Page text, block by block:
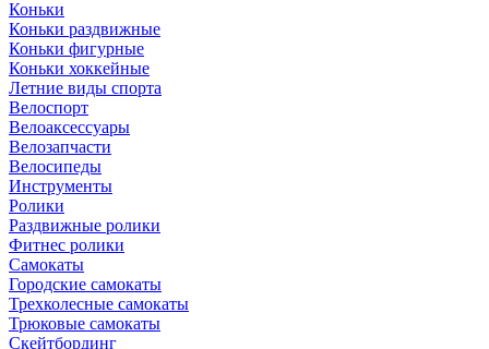
Коньки
Коньки раздвижные
Коньки фигурные
Коньки хоккейные
Летние виды спорта
Велоспорт
Велоаксессуары
Велозапчасти
Велосипеды
Инструменты
Ролики
Раздвижные ролики
Фитнес ролики
Самокаты
Городские самокаты
Трехколесные самокаты
Трюковые самокаты
Скейтбординг